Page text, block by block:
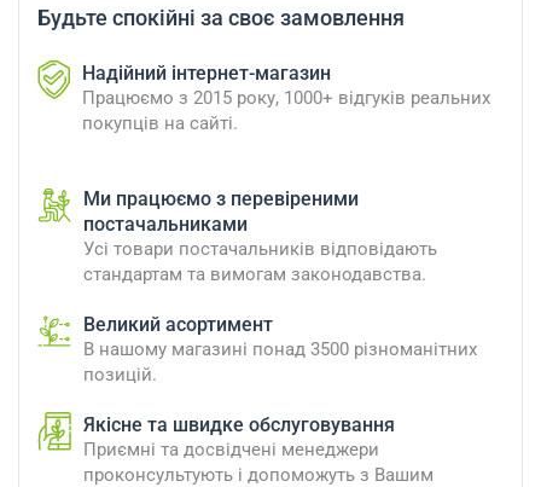
Будьте спокійні за своє замовлення
Надійний інтернет-магазин
Працюємо з 2015 року, 1000+ відгуків реальних
покупців на сайті.
Ми працюємо з перевіреними
постачальниками
Усі товари постачальників відповідають
стандартам та вимогам законодавства.
Великий асортимент
В нашому магазині понад 3500 різноманітних
позицій.
Якісне та швидке обслуговування
Приємні та досвідчені менеджери
проконсультують і допоможуть з Вашим